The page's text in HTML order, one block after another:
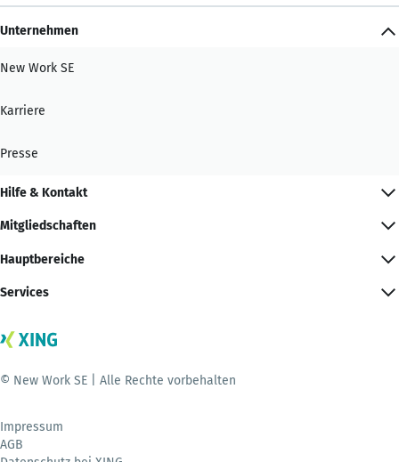
Unternehmen
New Work SE
Karriere
Presse
Hilfe & Kontakt
Mitgliedschaften
Hauptbereiche
Services
© New Work SE | Alle Rechte vorbehalten
Impressum
AGB